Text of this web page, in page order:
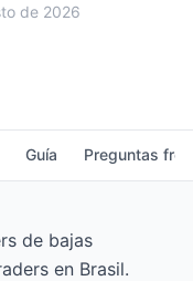
de 2026
Guía Preguntas
de bajas
en Brasil.